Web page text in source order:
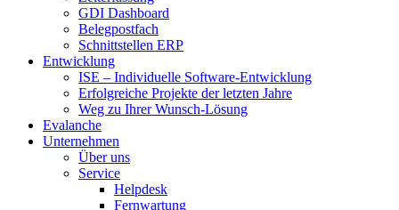
GDI Dashboard
Belegpostfach
Schnittstellen ERP
Entwicklung
ISE – Individuelle Software-Entwicklung
Erfolgreiche Projekte der letzten Jahre
Weg zu Ihrer Wunsch-Lösung
Evalanche
Unternehmen
Über uns
Service
Helpdesk
Fernwartung